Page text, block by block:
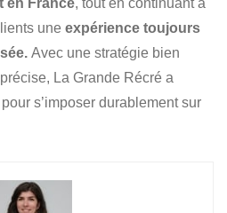
en France, tout en continuant à
une expérience toujours
Avec une stratégie bien
La Grande Récré a
s’imposer durablement sur